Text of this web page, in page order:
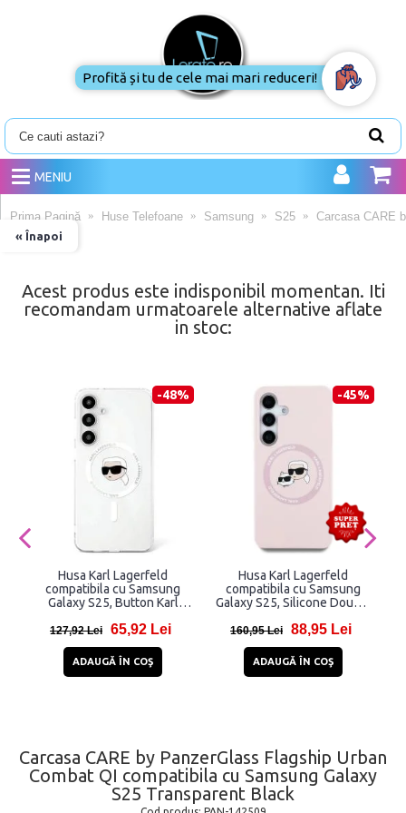
MENIU
« Înapoi
Prima Pagină Huse Telefoane Samsung S25 Carcasa CARE
Acest produs este indisponibil momentan. Iti
recomandam urmatoarele alternative aflate
in stoc:
-48%
Husa Karl Lagerfeld
compatibila cu Samsung
Galaxy S25, Button Karl
Alb
127,92 Lei 65,92 Lei
ADAUGĂ ÎN COŞ
-45%
Husa Karl Lagerfeld
compatibila cu Samsung
Galaxy S25, Silicone Double
Roz
160,95 Lei 88,95 Lei
ADAUGĂ ÎN COŞ
Carcasa CARE by PanzerGlass Flagship Urban
Combat QI compatibila cu Samsung Galaxy
S25 Transparent Black
Profită și tu de cele mai mari reduceri!